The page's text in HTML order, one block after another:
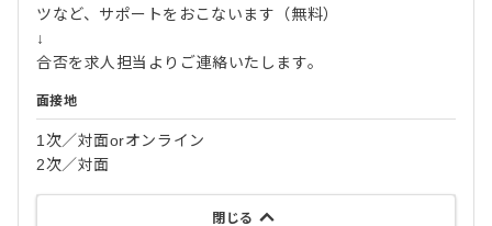
ツなど、サポートをおこないます（無料）
↓
合否を求人担当よりご連絡いたします。
面接地
1次／対面orオンライン
2次／対面
閉じる